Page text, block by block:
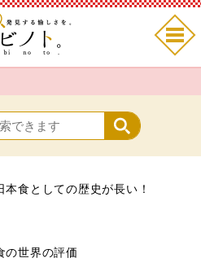
本食としての歴史が長い！
の世界の評価